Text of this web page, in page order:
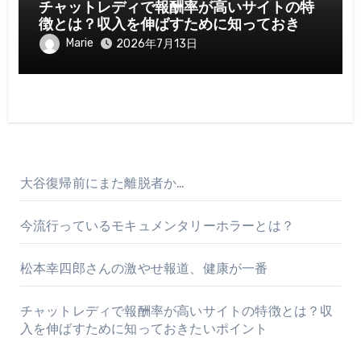
チャットレディで報酬率が高いサイトの特
徴とは？収入を伸ばすために知っておきた
いポイント
Marie 2026年7月13日
大谷復帰前にまた離脱者か…
今流行っているモキュメンタリーホラーとは？
松本幸四郎さんの激やせ報道、健康が一番
チャットレディで報酬率が高いサイトの特徴とは？収
入を伸ばすために知っておきたいポイント